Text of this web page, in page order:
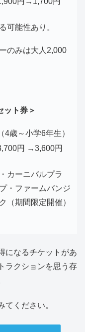
可能性あり。
のみは大人2,000
ット券＞
4歳～小学6年生）
円 →3,600円
カーニバルプラ
・ファームバンジ
（期間限定開催）
になるチケットがあ
ラクションを思う存
ください。